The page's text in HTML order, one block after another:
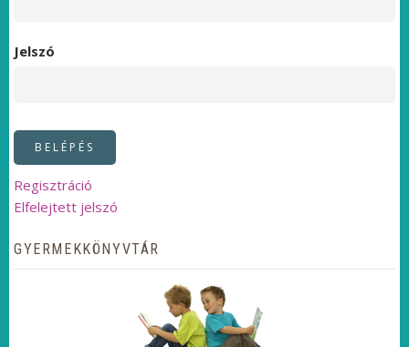
Jelszó
Regisztráció
Elfelejtett jelszó
GYERMEKKÖNYVTÁR